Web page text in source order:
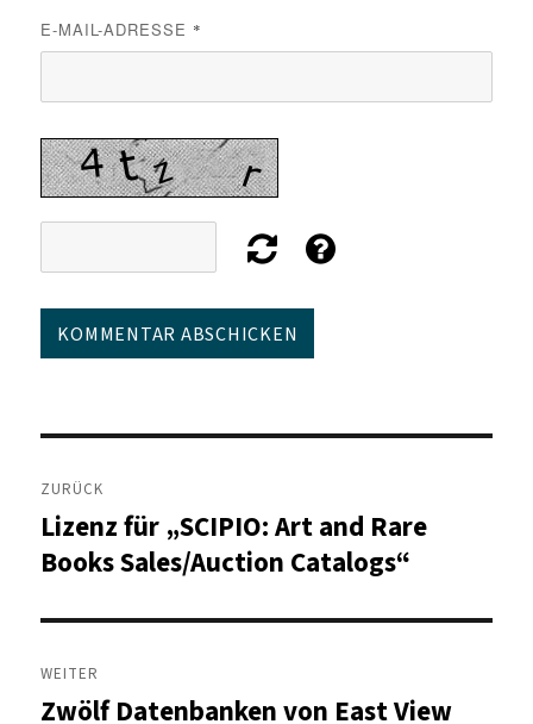
E-MAIL-ADRESSE *
Beitragsnavigation
ZURÜCK
Vorheriger
Beitrag:
Lizenz für „SCIPIO: Art and Rare
Books Sales/Auction Catalogs“
WEITER
Nächster
Zwölf Datenbanken von East View